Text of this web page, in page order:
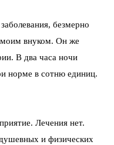
безмерно
моим внуком. Он же
В два часа ночи
норме в сотню единиц.
Лечения нет.
и физических